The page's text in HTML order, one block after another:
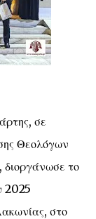
σε
Θεολόγων
το
2025
στο